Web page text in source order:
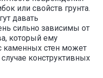
или свойств грунта.
давать
сильно зависимы от
который ему
каменных стен может
конструктивных